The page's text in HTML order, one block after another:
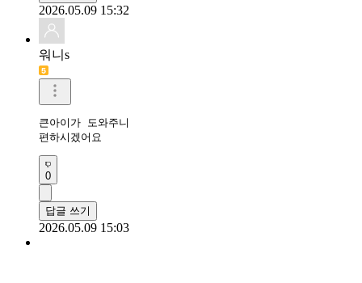
2026.05.09 15:32
워니s
큰아이가 도와주니
편하시겠어요
0
답글 쓰기
2026.05.09 15:03